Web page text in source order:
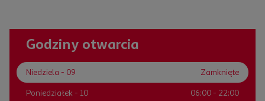
Godziny otwarcia
Niedziela - 09 Zamknięte
Poniedziałek - 10 06:00 - 22:00
Biuro Obsługi Klienta jest czynne od 8:00 do 22:00
22 444 02 22